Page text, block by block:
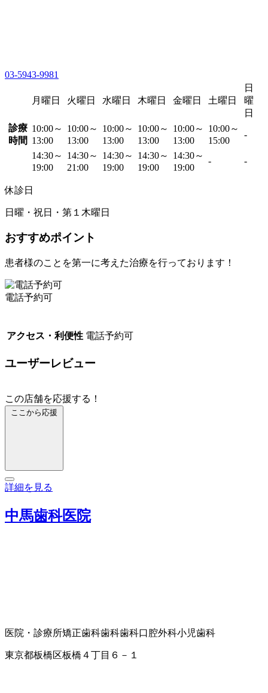
03-5943-9981
月曜日 火曜日 水曜日 木曜日 金曜日 土曜日
日
曜
日
診療
時間
10:00～
13:00
10:00～
13:00
10:00～
13:00
10:00～
13:00
10:00～
13:00
10:00～
15:00
-
14:30～
19:00
14:30～
21:00
14:30～
19:00
14:30～
19:00
14:30～
19:00
- -
休診日
日曜・祝日・第１木曜日
おすすめポイント
患者様のことを第一に考えた治療を行っております！
電話予約可
アクセス・利便性 電話予約可
ユーザーレビュー
この店舗を応援する！
ここから応援
詳細を見る
中馬歯科医院
医院・診療所矯正歯科歯科歯科口腔外科小児歯科
東京都板橋区板橋４丁目６－１